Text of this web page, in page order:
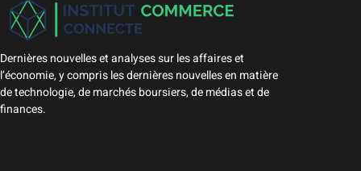
Dernières nouvelles et analyses sur les affaires et
l’économie, y compris les dernières nouvelles en matière
de technologie, de marchés boursiers, de médias et de
finances.